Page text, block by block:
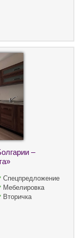
–
Спецпредложение
Мебелировка
Вторичка